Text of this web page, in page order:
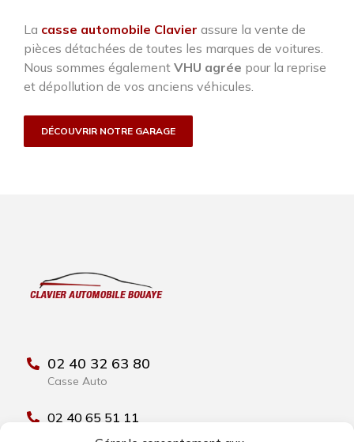
La casse automobile Clavier assure la vente de
pièces détachées de toutes les marques de voitures.
Nous sommes également VHU agrée pour la reprise
et dépollution de vos anciens véhicules.
DÉCOUVRIR NOTRE GARAGE
02 40 32 63 80
Casse Auto
02 40 65 51 11
Garage Clavier